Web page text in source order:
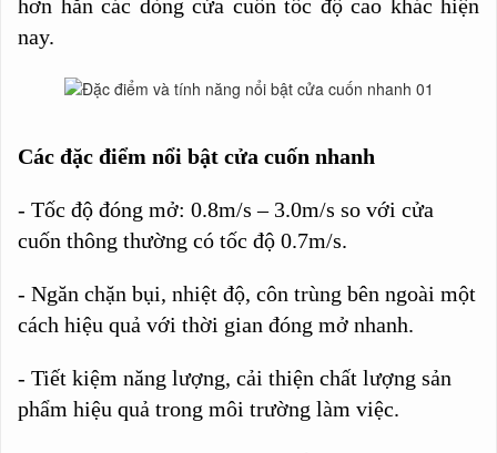
hơn hẳn các dòng cửa cuốn tốc độ cao khác hiện
nay.
Các đặc điểm nổi bật cửa cuốn nhanh
- Tốc độ đóng mở: 0.8m/s – 3.0m/s so với cửa
cuốn thông thường có tốc độ 0.7m/s.
- Ngăn chặn bụi, nhiệt độ, côn trùng bên ngoài một
cách hiệu quả với thời gian đóng mở nhanh.
- Tiết kiệm năng lượng, cải thiện chất lượng sản
phẩm hiệu quả trong môi trường làm việc.